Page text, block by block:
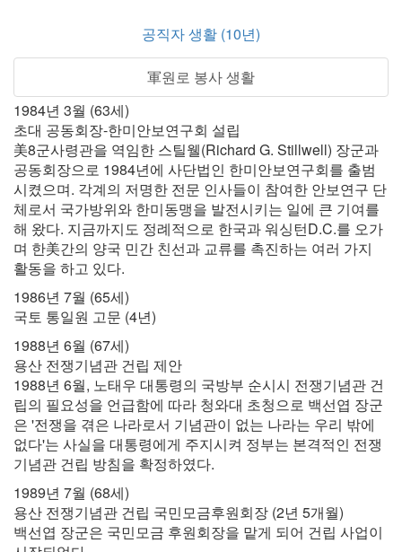
공직자 생활 (10년)
軍원로 봉사 생활
1984년 3월 (63세)
초대 공동회장-한미안보연구회 설립
美8군사령관을 역임한 스틸웰(Richard G. Stillwell) 장군과
공동회장으로 1984년에 사단법인 한미안보연구회를 출범
시켰으며. 각계의 저명한 전문 인사들이 참여한 안보연구 단
체로서 국가방위와 한미동맹을 발전시키는 일에 큰 기여를
해 왔다. 지금까지도 정례적으로 한국과 워싱턴D.C.를 오가
며 한美간의 양국 민간 친선과 교류를 촉진하는 여러 가지
활동을 하고 있다.
1986년 7월 (65세)
국토 통일원 고문 (4년)
1988년 6월 (67세)
용산 전쟁기념관 건립 제안
1988년 6월, 노태우 대통령의 국방부 순시시 전쟁기념관 건
립의 필요성을 언급함에 따라 청와대 초청으로 백선엽 장군
은 '전쟁을 겪은 나라로서 기념관이 없는 나라는 우리 밖에
없다'는 사실을 대통령에게 주지시켜 정부는 본격적인 전쟁
기념관 건립 방침을 확정하였다.
1989년 7월 (68세)
용산 전쟁기념관 건립 국민모금후원회장 (2년 5개월)
백선엽 장군은 국민모금 후원회장을 맡게 되어 건립 사업이